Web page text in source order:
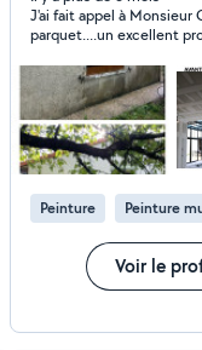
de sol et
un service qualité ,
délais , pour
la région . Faites
réalisés avec soin
J'ai fait appel à Monsieur
parquet....un excellent
finalisant les travaux
vivement.
Peinture Peinture
Voir le